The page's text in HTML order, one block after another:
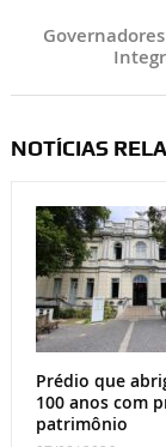
NOTÍCIAS
Prédio que
100 anos com
patrimônio